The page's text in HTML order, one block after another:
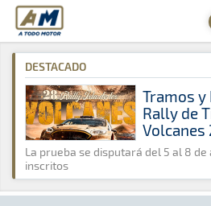
A Todo Motor · Revista del
A Todo Motor » Galerías » 2014 »
DESTACADO
Tramos
Rally de
Volcanes
La prueba se disputará del 5 al 8
inscritos